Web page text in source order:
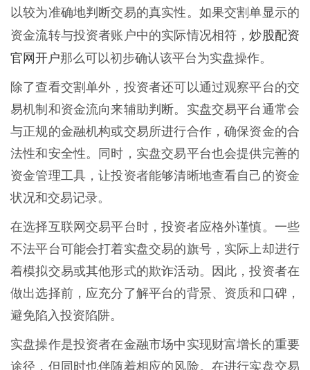
以较为准确地判断交易的真实性。如果交割单显示的
资金流转与投资者账户中的实际情况相符，炒股配资
官网开户那么可以初步确认该平台为实盘操作。
除了查看交割单外，投资者还可以通过观察平台的交
易机制和资金流向来辅助判断。实盘交易平台通常会
与正规的金融机构或交易所进行合作，确保资金的合
法性和安全性。同时，实盘交易平台也会提供完善的
资金管理工具，让投资者能够清晰地查看自己的资金
状况和交易记录。
在选择互联网交易平台时，投资者应格外谨慎。一些
不法平台可能会打着实盘交易的旗号，实际上却进行
着模拟交易或其他形式的欺诈活动。因此，投资者在
做出选择前，应充分了解平台的背景、资质和口碑，
避免陷入投资陷阱。
实盘操作是投资者在金融市场中实现财富增长的重要
途径，但同时也伴随着相应的风险。在进行实盘交易